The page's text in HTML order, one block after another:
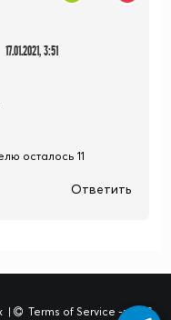
17.01.2021, 3:51
осталось 11
Ответить
| Terms of Service -> TOS